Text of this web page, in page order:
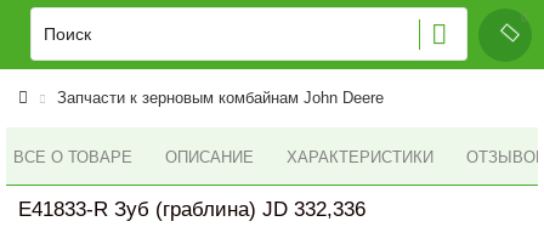
Запчасти к зерновым комбайнам John Deere
ВСЕ О ТОВАРЕ ОПИСАНИЕ ХАРАКТЕРИСТИКИ ОТЗЫВОВ
E41833-R Зуб (граблина) JD 332,336